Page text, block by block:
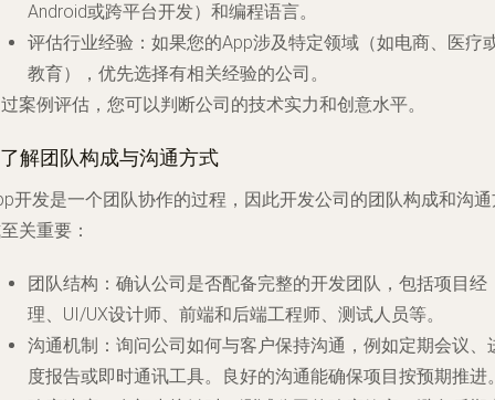
Android或跨平台开发）和编程语言。
评估行业经验 ：如果您的App涉及特定领域（如电商、医疗
教育），优先选择有相关经验的公司。
案例评估，您可以判断公司的技术实力和创意水平。
解团队构成与沟通方式
开发是一个团队协作的过程，因此开发公司的团队构成和沟
关重要：
团队结构 ：确认公司是否配备完整的开发团队，包括项目经
理、UI/UX设计师、前端和后端工程师、测试人员等。
沟通机制 ：询问公司如何与客户保持沟通，例如定期会议、
度报告或即时通讯工具。良好的沟通能确保项目按预期推进